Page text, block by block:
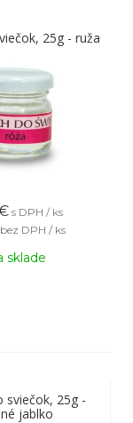
25g - ruža
s DPH / ks
bez DPH / ks
sklade
sviečok, 25g -
jablko